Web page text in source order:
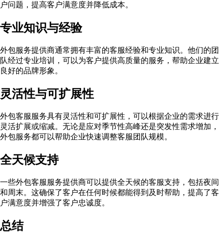
户问题，提高客户满意度并降低成本。
专业知识与经验
外包服务提供商通常拥有丰富的客服经验和专业知识。他们的团
队经过专业培训，可以为客户提供高质量的服务，帮助企业建立
良好的品牌形象。
灵活性与可扩展性
外包客服服务具有灵活性和可扩展性，可以根据企业的需求进行
灵活扩展或缩减。无论是应对季节性高峰还是突发性需求增加，
外包服务都可以帮助企业快速调整客服团队规模。
全天候支持
一些外包客服服务提供商可以提供全天候的客服支持，包括夜间
和周末。这确保了客户在任何时候都能得到及时帮助，提高了客
户满意度并增强了客户忠诚度。
总结